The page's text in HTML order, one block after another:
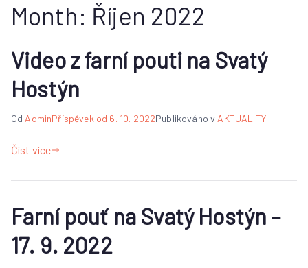
Month: Říjen 2022
Video z farní pouti na Svatý
Hostýn
Od AdminPříspěvek od 6. 10. 2022Publikováno v AKTUALITY
Číst více
Farní pouť na Svatý Hostýn –
17. 9. 2022